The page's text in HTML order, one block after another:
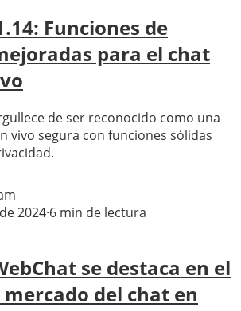
Funciones de
para el chat
de ser reconocido como una
vivo segura con funciones sólidas
2024·6 min de lectura
se destaca en el
del chat en